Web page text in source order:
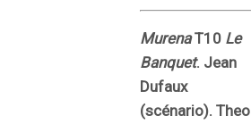
MurenaT10 Le
Banquet. Jean
Dufaux
(scénario). Theo